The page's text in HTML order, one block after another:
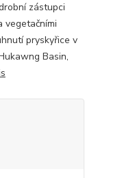
zástupci
vegetačními
pryskyřice v
Basin,